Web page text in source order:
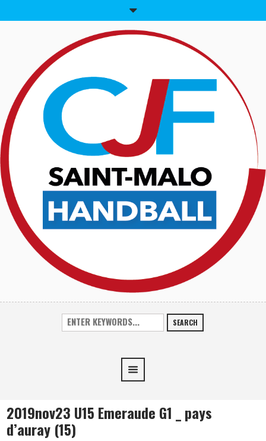
SEARCH
2019nov23 U15 Emeraude G1 _ pays
d’auray (15)